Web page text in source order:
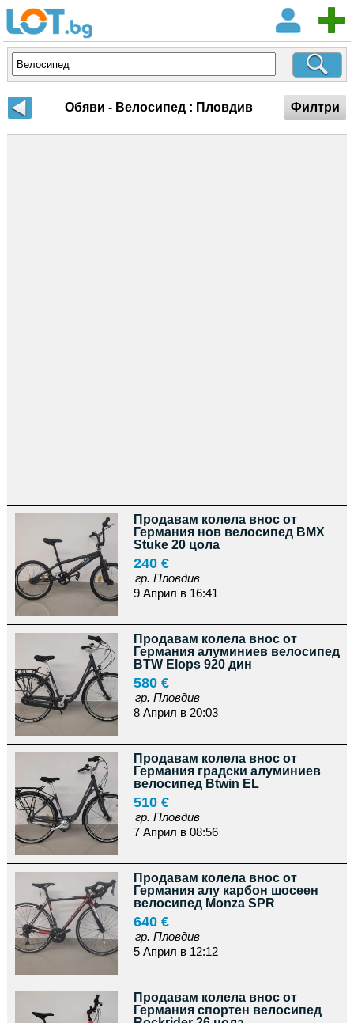
Обяви - Велосипед : Пловдив Филтри
Продавам колела внос от
Германия нов велосипед ВМХ
Stuke 20 цола
240 €
гр. Пловдив
9 Април в 16:41
Продавам колела внос от
Германия алуминиев велосипед
BTW Elops 920 дин
580 €
гр. Пловдив
8 Април в 20:03
Продавам колела внос от
Германия градски алуминиев
велосипед Btwin EL
510 €
гр. Пловдив
7 Април в 08:56
Продавам колела внос от
Германия алу карбон шосеен
велосипед Monza SPR
640 €
гр. Пловдив
5 Април в 12:12
Продавам колела внос от
Германия спортен велосипед